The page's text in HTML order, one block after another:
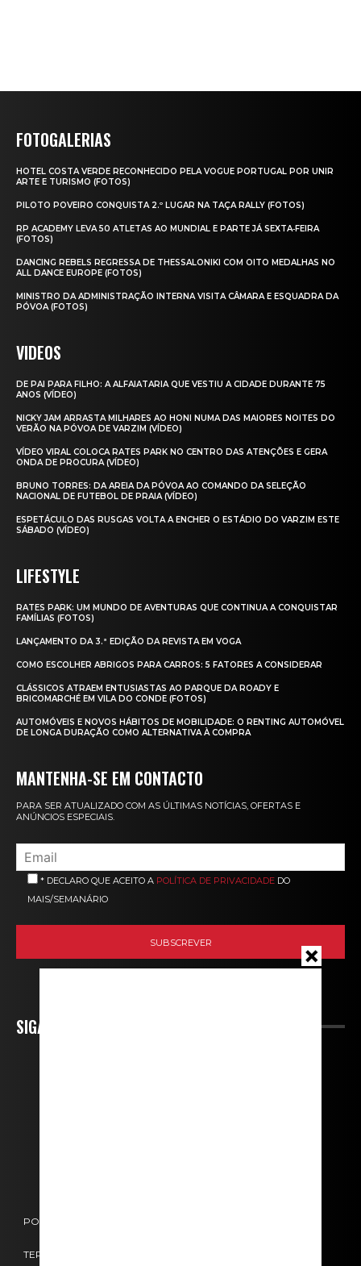
FOTOGALERIAS
HOTEL COSTA VERDE RECONHECIDO PELA VOGUE PORTUGAL POR UNIR
ARTE E TURISMO (FOTOS)
PILOTO POVEIRO CONQUISTA 2.º LUGAR NA TAÇA RALLY (FOTOS)
RP ACADEMY LEVA 50 ATLETAS AO MUNDIAL E PARTE JÁ SEXTA‑FEIRA
(FOTOS)
DANCING REBELS REGRESSA DE THESSALONIKI COM OITO MEDALHAS NO
ALL DANCE EUROPE (FOTOS)
MINISTRO DA ADMINISTRAÇÃO INTERNA VISITA CÂMARA E ESQUADRA DA
PÓVOA (FOTOS)
VIDEOS
DE PAI PARA FILHO: A ALFAIATARIA QUE VESTIU A CIDADE DURANTE 75
ANOS (VÍDEO)
NICKY JAM ARRASTA MILHARES AO HONI NUMA DAS MAIORES NOITES DO
VERÃO NA PÓVOA DE VARZIM (VÍDEO)
VÍDEO VIRAL COLOCA RATES PARK NO CENTRO DAS ATENÇÕES E GERA
ONDA DE PROCURA (VÍDEO)
BRUNO TORRES: DA AREIA DA PÓVOA AO COMANDO DA SELEÇÃO
NACIONAL DE FUTEBOL DE PRAIA (VÍDEO)
ESPETÁCULO DAS RUSGAS VOLTA A ENCHER O ESTÁDIO DO VARZIM ESTE
SÁBADO (VÍDEO)
LIFESTYLE
RATES PARK: UM MUNDO DE AVENTURAS QUE CONTINUA A CONQUISTAR
FAMÍLIAS (FOTOS)
LANÇAMENTO DA 3.ª EDIÇÃO DA REVISTA EM VOGA
COMO ESCOLHER ABRIGOS PARA CARROS: 5 FATORES A CONSIDERAR
CLÁSSICOS ATRAEM ENTUSIASTAS AO PARQUE DA ROADY E
BRICOMARCHÉ EM VILA DO CONDE (FOTOS)
AUTOMÓVEIS E NOVOS HÁBITOS DE MOBILIDADE: O RENTING AUTOMÓVEL
DE LONGA DURAÇÃO COMO ALTERNATIVA À COMPRA
MANTENHA-SE EM CONTACTO
PARA SER ATUALIZADO COM AS ÚLTIMAS NOTÍCIAS, OFERTAS E
ANÚNCIOS ESPECIAIS.
* DECLARO QUE ACEITO A POLÍTICA DE PRIVACIDADE DO
MAIS/SEMANÁRIO
SIGA-NOS
POLÍTICA DE COOKIES
TERMOS E CONDIÇÕES